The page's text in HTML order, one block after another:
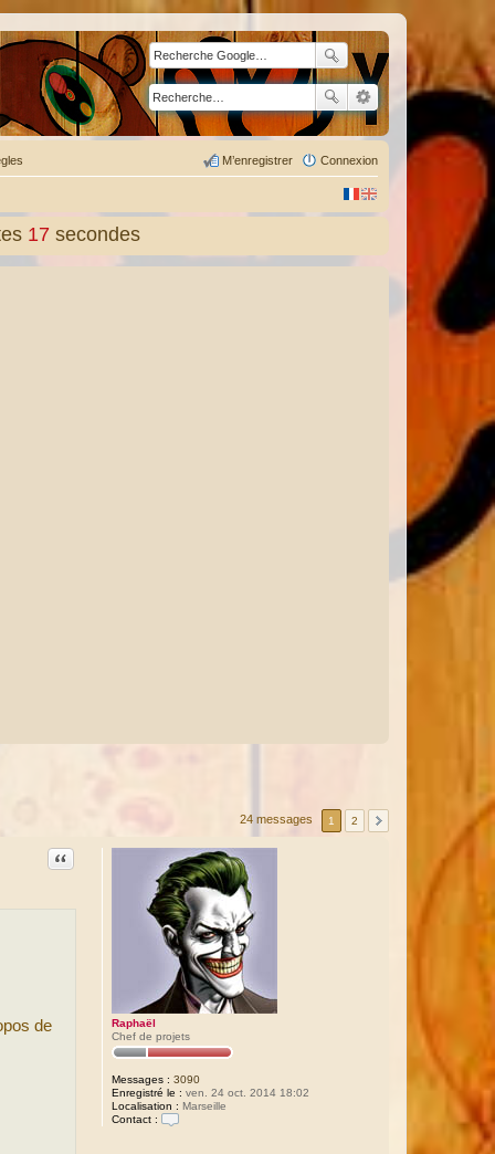
Connexion
M’enregistrer
19 secondes
24 messages 1 2
Raphaël
Chef de projets
Messages : 3090
Enregistré le : ven. 24 oct. 2014 18:02
Localisation : Marseille
Contact :
Citation
de